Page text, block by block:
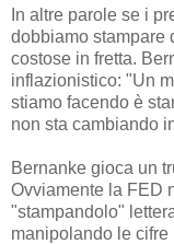
In altre parole se i
dobbiamo stampare
costose in fretta.
inflazionistico: "Un
stiamo facendo è
non sta cambiando
Bernanke gioca un
Ovviamente la FED
"stampandolo"
manipolando le cifre